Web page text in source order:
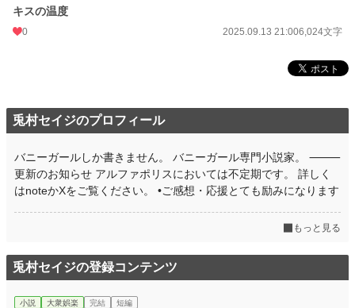
小説
恋愛
文字数 6,024
初回公開日時 2025.09.13 21:00
月間ポイント 105 pt (64,672 位)
キスの温度
0 2025.09.13 21:006,024文字
兎村セイジのプロフィール
バニーガールしか書きません。 バニーガール専門小説家。 ⸻
更新のお知らせ アルファポリスにおいては不定期です。 詳しく
はnoteかXをご覧ください。 •ご感想・応援とても励みになります
もっと見る
兎村セイジの登録コンテンツ
小説 大衆娯楽 完結 短編